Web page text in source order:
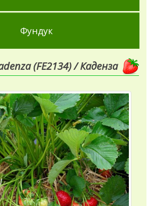
Фундук
(FE2134) / Каденза